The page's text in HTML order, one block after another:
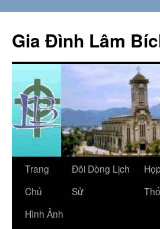
content
Gia Đình Lâm
Trang
Chủ
Đôi Dòng Lịch
Sử
Hình Ảnh